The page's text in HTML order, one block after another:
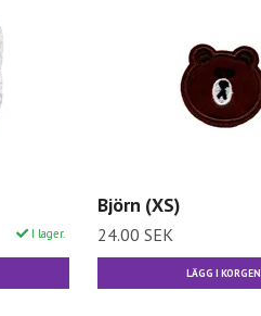
I lager.
Björn (XS)
24.00 SEK
LÄGG I KORGEN